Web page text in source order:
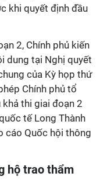
khi quyết định đầu
2, Chính phủ kiến
dung tại Nghị quyết
của Kỳ họp thứ
Chính phủ tổ
thi giai đoạn 2
tế Long Thành
cáo Quốc hội thông
hộ trao thẩm